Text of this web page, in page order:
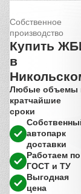
Собственное
производство
Купить
в
Любые объемы
кратчайшие
сроки
автопарк
доставки
Работаем по
ГОСТ и ТУ
Выгодная
цена